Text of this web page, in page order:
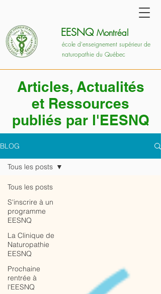
école d'enseignement supérieur de
naturopathie du Québec
EESNQ Montréal
Articles, Actualités
et Ressources
publiés par l'EESNQ
BLOG
Tous les posts
S'inscrire à un
programme
EESNQ
La Clinique de
Naturopathie
EESNQ
Prochaine
rentrée à
l'EESNQ
Tous les posts